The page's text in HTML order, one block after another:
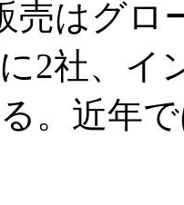
売はグ
2社、イ
。近年